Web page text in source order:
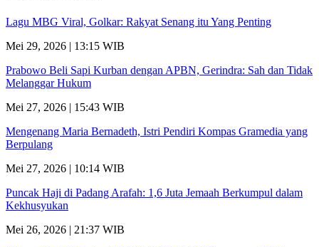
Lagu MBG Viral, Golkar: Rakyat Senang itu Yang Penting
Mei 29, 2026 | 13:15 WIB
Prabowo Beli Sapi Kurban dengan APBN, Gerindra: Sah dan Tidak
Melanggar Hukum
Mei 27, 2026 | 15:43 WIB
Mengenang Maria Bernadeth, Istri Pendiri Kompas Gramedia yang
Berpulang
Mei 27, 2026 | 10:14 WIB
Puncak Haji di Padang Arafah: 1,6 Juta Jemaah Berkumpul dalam
Kekhusyukan
Mei 26, 2026 | 21:37 WIB